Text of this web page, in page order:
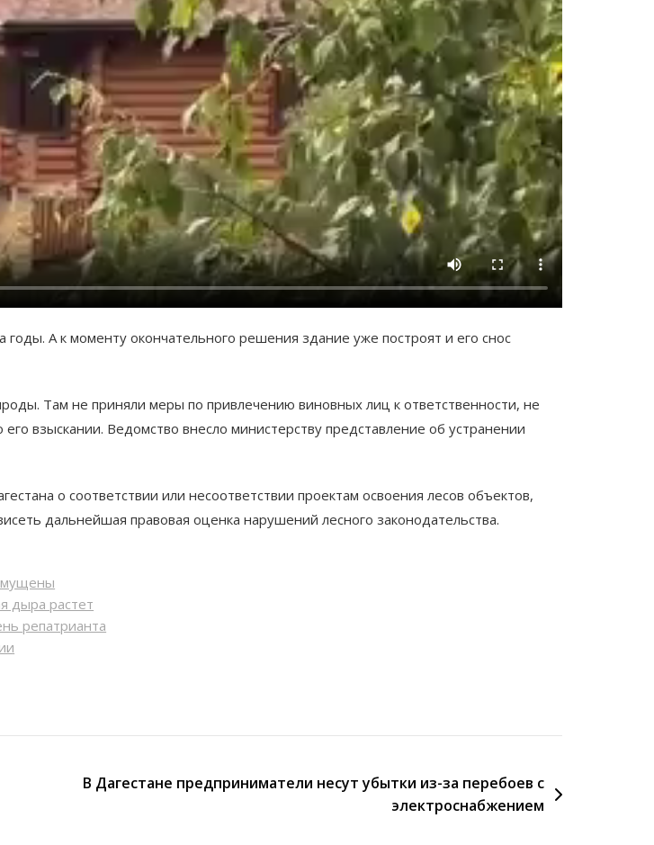
А к моменту окончательного решения здание уже построят и его снос
Там не приняли меры по привлечению виновных лиц к ответственности, не
взыскании. Ведомство внесло министерству представление об устранении
о соответствии или несоответствии проектам освоения лесов объектов,
дальнейшая правовая оценка нарушений лесного законодательства.
дыра растет
репатрианта
В Дагестане предприниматели несут убытки из-за перебоев с
электроснабжением